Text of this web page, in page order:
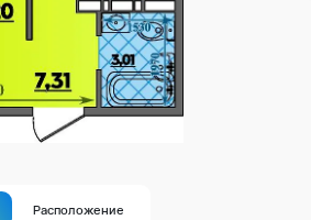
Расположение